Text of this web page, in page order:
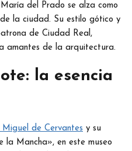
del Prado se alza como
la ciudad. Su estilo gótico y
de Ciudad Real,
amantes de la arquitectura.
la esencia
de Cervantes y su
Mancha», en este museo